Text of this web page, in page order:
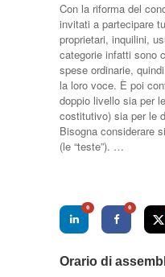
Con la riforma del
invitati a partecipare
proprietari, inquilini,
categorie infatti sono
spese ordinarie,
la loro voce. È poi
doppio livello sia per
costitutivo) sia per le
Bisogna considerare
(le “teste”). …
0 0
Orario di